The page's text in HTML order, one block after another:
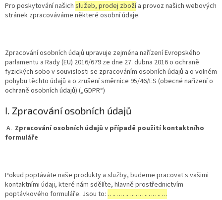
Pro poskytování našich služeb, prodej zbožía provoz našich webových
stránek zpracováváme některé osobní údaje.
Zpracování osobních údajů upravuje zejména nařízení Evropského
parlamentu a Rady (EU) 2016/679 ze dne 27. dubna 2016 o ochraně
fyzických sobo v souvislosti se zpracováním osobních údajů a o volném
pohybu těchto údajů a o zrušení směrnice 95/46/ES (obecné nařízení o
ochraně osobních údajů) („GDPR“)
I. Zpracování osobních údajů
A. Zpracování osobních údajů v případě použití kontaktního
formuláře
Pokud poptáváte naše produkty a služby, budeme pracovat s vašimi
kontaktními údaji, které nám sdělíte, hlavně prostřednictvím
poptávkového formuláře. Jsou to: ……………………….